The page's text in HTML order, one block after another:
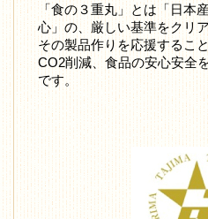
「食の３重丸」とは「日本
心」の、厳しい基準をクリ
その製品作りを応援するこ
CO2削減、食品の安心安全
です。